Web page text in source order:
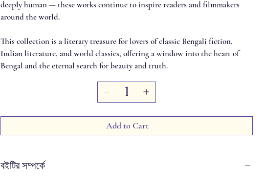
deeply human — these works continue to inspire readers and filmmakers
around the world.
This collection is a literary treasure for lovers of classic Bengali fiction,
Indian literature, and world classics, offering a window into the heart of
Bengal and the eternal search for beauty and truth.
Add to Cart
বইটির সম্পর্কে